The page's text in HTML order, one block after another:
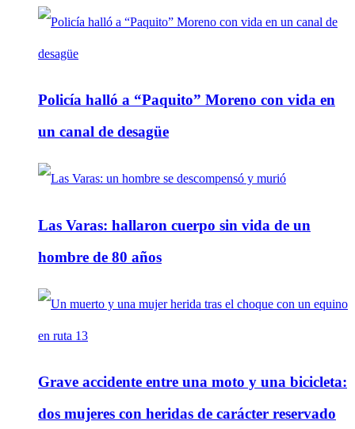
Policía halló a “Paquito” Moreno con vida en
un canal de desagüe
Las Varas: hallaron cuerpo sin vida de un
hombre de 80 años
Grave accidente entre una moto y una bicicleta:
dos mujeres con heridas de carácter reservado